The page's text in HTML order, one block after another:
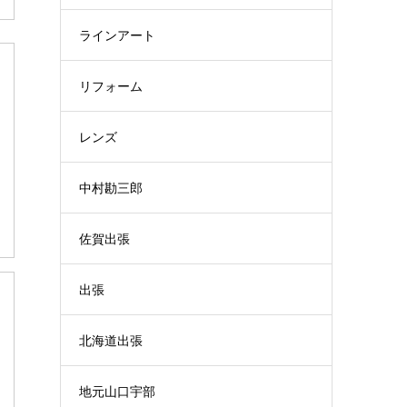
ラインアート
リフォーム
レンズ
中村勘三郎
佐賀出張
出張
北海道出張
地元山口宇部